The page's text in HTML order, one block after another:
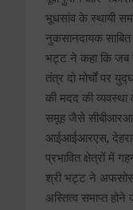
भूधसांव के स्थायी
नुकसानदायक साबित
भट्ट ने कहा कि जब
तंत्र दो मोर्चों पर
की मदद की व्यवस्था
समूह जैसे
आईआईआरएस,
प्रभावित क्षेत्रों में
श्री भट्ट ने अफसोस
अस्तित्व समाप्त होने